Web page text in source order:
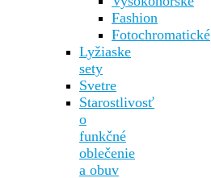
Fashion
Fotochromatické
Lyžiaske
sety
Svetre
Starostlivosť
o
funkčné
oblečenie
a obuv